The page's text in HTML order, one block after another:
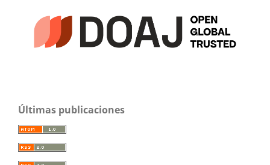
Últimas publicaciones